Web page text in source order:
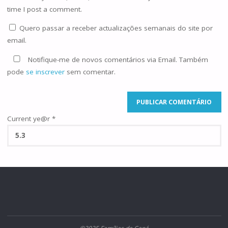
time I post a comment.
Quero passar a receber actualizações semanais do site por
email.
Notifique-me de novos comentários via Email. Também
pode se inscreversem comentar.
Current ye@r *